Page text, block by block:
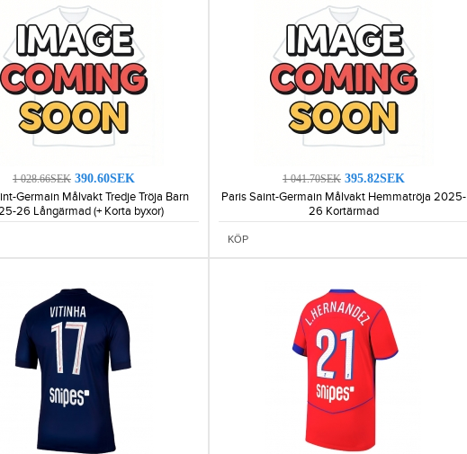
1 028.66SEK 390.60SEK
Germain Målvakt Tredje Tröja Barn
26 Långärmad (+ Korta byxor)
1 041.70SEK 395.82SEK
Paris Saint-Germain Målvakt Hemmatröja 2025-
26 Kortärmad
KÖP